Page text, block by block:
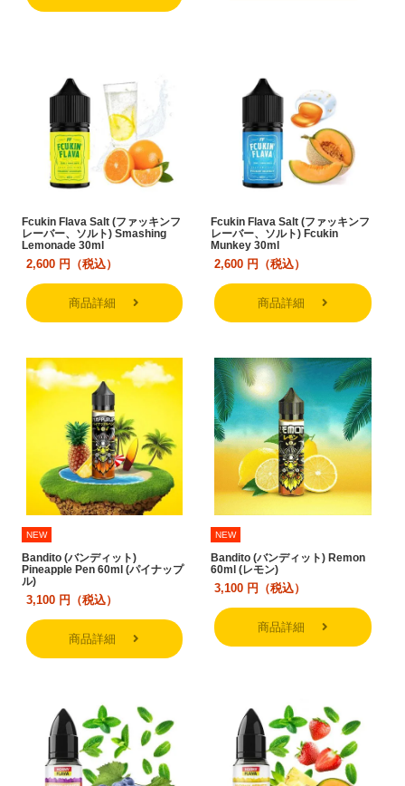
Fcukin Flava Salt (ファッキンフ
レーバー、ソルト) Smashing
Lemonade 30ml
2,600 円（税込）
商品詳細
Fcukin Flava Salt (ファッキンフ
レーバー、ソルト) Fcukin
Munkey 30ml
2,600 円（税込）
商品詳細
NEW
Bandito (バンディット)
Pineapple Pen 60ml (パイナップ
ル)
3,100 円（税込）
商品詳細
NEW
Bandito (バンディット) Remon
60ml (レモン)
3,100 円（税込）
商品詳細